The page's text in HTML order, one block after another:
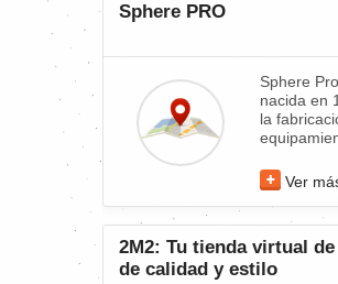
Sphere PRO
Sphere
nacida en
la
Ver
2M2: Tu tienda virtual
de calidad y estilo